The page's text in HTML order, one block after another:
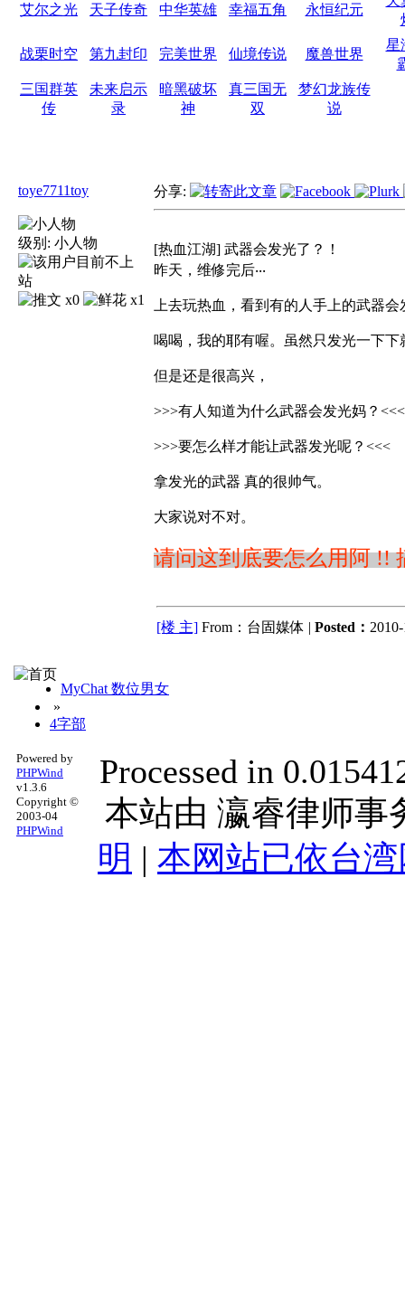
艾尔之光 天子传奇 中华英雄 幸福五角 永恒纪元
战栗时空 第九封印 完美世界 仙境传说 魔兽世界
星
三国群英
传
未来启示
录
暗黑破坏
神
真三国无
双
梦幻龙族传
说
toye7711toy
级别: 小人物
x0 x1
分享:
[热血江湖] 武器会发光了？！
昨天，维修完后‧‧‧
上去玩热血，看到有的人手上的武器会
喝喝，我的耶有喔。虽然只发光一下下
但是还是很高兴，
>>>有人知道为什么武器会发光妈？<<<
>>>要怎么样才能让武器发光呢？<<<
拿发光的武器 真的很帅气。
大家说对不对。
请问这到底要怎么用阿 !!
[楼 主] From：台固媒体 | Posted：
MyChat 数位男女
»
4字部
Powered by
PHPWind
v1.3.6
Copyright ©
2003-04
PHPWind
Processed in
本站由 瀛睿律师事
明 | 本网站已依台